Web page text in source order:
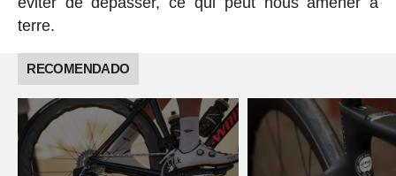
terre.
RECOMENDADO